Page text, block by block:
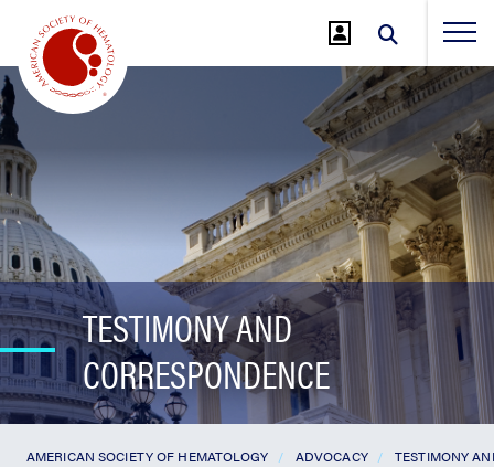
Main
Content
TESTIMONY AND
CORRESPONDENCE
AMERICAN SOCIETY OF HEMATOLOGY ADVOCACY TESTIMONY